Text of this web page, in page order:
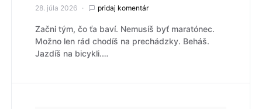
28. júla 2026 pridaj komentár
Začni tým, čo ťa baví. Nemusíš byť maratónec.
Možno len rád chodíš na prechádzky. Beháš.
Jazdíš na bicykli.…